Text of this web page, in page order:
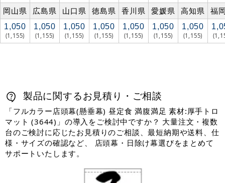
岡山県 広島県 山口県 徳島県 香川県 愛媛県 高知県 福
1,050
(1,155)
1,050
(1,155)
1,050
(1,155)
1,050
(1,155)
1,050
(1,155)
1,050
(1,155)
1,050
(1,155)
製品に関するお見積り・ご相談
「フルカラー店頭幕(懸垂幕) 昼定食 満腹満足 素材:厚手トロ
マット (3644)」の導入をご検討中ですか？ 大量注文・複数
台のご検討に応じたお見積りのご相談、最短納期や送料、仕
様・サイズの確認など、 店頭幕・日除け幕選びをまとめて
サポートいたします。